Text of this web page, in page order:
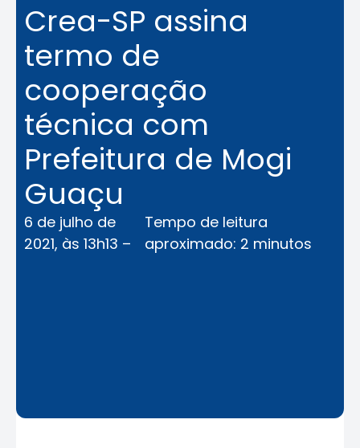
Crea-SP assina
termo de
cooperação
técnica com
Prefeitura de Mogi
Guaçu
6 de julho de
2021, às 13h13 –
Tempo de leitura
aproximado: 2 minutos